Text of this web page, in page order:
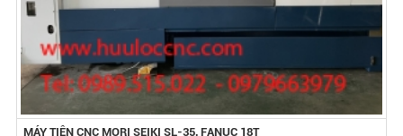
MÁY TIỆN CNC MORI SEIKI SL-35, FANUC 18T